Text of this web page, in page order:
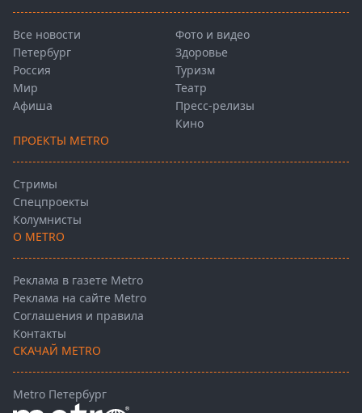
Все новости
Петербург
Россия
Мир
Афиша
Фото и видео
Здоровье
Туризм
Театр
Пресс-релизы
Кино
ПРОЕКТЫ METRO
Стримы
Спецпроекты
Колумнисты
О METRO
Реклама в газете Metro
Реклама на сайте Metro
Соглашения и правила
Контакты
СКАЧАЙ METRO
Metro Петербург